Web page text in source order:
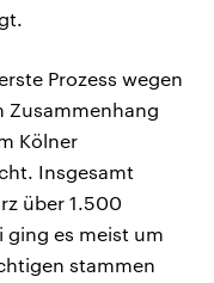
Prozess wegen
Zusammenhang
Kölner
Insgesamt
über 1.500
ging es meist um
stammen